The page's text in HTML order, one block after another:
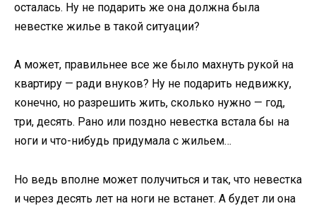
осталась. Ну не подарить же она должна была
невестке жилье в такой ситуации?
А может, правильнее все же было махнуть рукой на
квартиру — ради внуков? Ну не подарить недвижку,
конечно, но разрешить жить, сколько нужно — год,
три, десять. Рано или поздно невестка встала бы на
ноги и что-нибудь придумала с жильем…
Но ведь вполне может получиться и так, что невестка
и через десять лет на ноги не встанет. А будет ли она